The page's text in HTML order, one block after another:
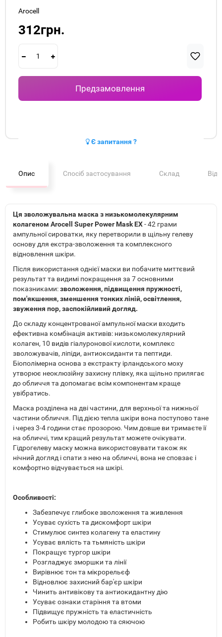
Arocell
312грн.
Предзамовлення
Є запитання ?
Опис Спосіб застосування Склад
Ця зволожувальна маска з низькомолекулярним
колагеном Arocell Super Power Mask EX- 42 грами
ампульної сироватки, яку перетворили в щільну гелеву
основу для екстра-зволоження та комплексного
відновлення шкіри.
Після використання однієї маски ви побачите миттєвий
результат та видимі покращення за 7 основними
показниками:зволоження, підвищення пружності,
пом'якшення, зменшення тонких ліній, освітлення,
звуження пор, заспокійливий догляд.
До складу концентрованої ампульної маски входить
ефективна комбінація активів: низькомолекулярний
колаген, 10 видів гіалуронової кислоти, комплекс
зволожувачів, ліпіди, антиоксиданти та пептиди.
Біополімерна основа з екстракту ірландського моху
утворює неоклюзійну захисну плівку, яка щільно прилягає
до обличчя та допомагає всім компонентам краще
увібратись.
Маска розділена на дві частини, для верхньої та нижньої
частини обличчя. Під дією тепла шкіри вона поступово тане
і через 3-4 години стає прозорою. Чим довше ви тримаєте її
на обличчі, тим кращий результат можете очікувати.
Гідрогелеву маску можна використовувати також як
нічний догляд і спати з нею на обличчі, вона не сповзає і
комфортно відчувається на шкірі.
Особливості:
Забезпечує глибоке зволоження та живлення
Усуває сухість та дискомфорт шкіри
Стимулює синтез колагену та еластину
Усуває вялість та тьмяність шкіри
Покращує тургор шкіри
Розгладжує зморшки та лінії
Вирівнює тон та мікрорельєф
Відновлює захисний бар'єр шкіри
Чинить антивікову та антиокидантну дію
Усуває ознаки старіння та втоми
Підвищує пружність та еластичність
Робить шкіру молодою та сяючою